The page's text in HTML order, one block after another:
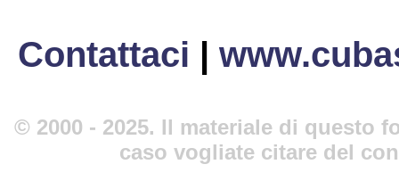
Contattaci |
© 2000 - 2025. Il materiale di questo
caso vogliate citare del